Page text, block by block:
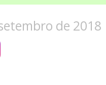
de 2018